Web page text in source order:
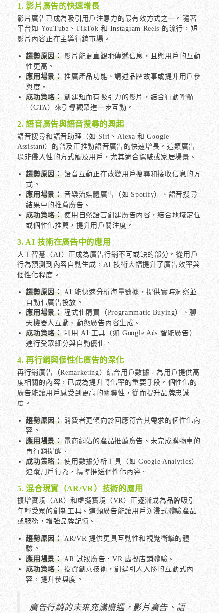
1. 影片廣告的快速增長
影片廣告已成為吸引用戶注意力的最有效方式之一。隨著
平台如 YouTube、TikTok 和 Instagram Reels 的流行，短
影片內容正在主導行銷市場。
趨勢原因：影片能更直觀地傳遞信息，且與用戶的互動
性更高。
應用場景：推廣產品功能、講述品牌故事或提升用戶參
與度。
成功策略：創建短而有吸引力的影片，結合行動呼籲
（CTA）來引導觀眾進一步互動。
2. 語音廣告與語音搜尋的興起
語音搜尋和語音助理（如 Siri、Alexa 和 Google
Assistant）的普及正推動語音廣告的快速增長。這類廣告
以非侵入性的方式觸及用戶，尤其適合駕駛或家居場景。
趨勢原因：語音互動正在改變用戶搜尋和接收信息的方
式。
應用場景：音樂流媒體廣告（如 Spotify）、語音搜尋
結果中的推薦廣告。
成功策略：使用自然語言創建廣告內容，結合地域定位
或個性化推薦，提升用戶關注度。
3. AI 技術在廣告中的應用
人工智慧（AI）正成為廣告行銷不可或缺的部分。從用戶
行為預測到內容自動生成，AI 技術大幅提升了廣告效率與
個性化程度。
趨勢原因：AI 能快速分析海量數據，提供實時洞察並
自動化廣告投放。
應用場景：程式化購買（Programmatic Buying）、聊
天機器人互動、動態廣告內容生成。
成功策略：利用 AI 工具（如 Google Ads 智能廣告）
進行受眾細分與自動優化。
4. 再行銷與個性化廣告的深化
再行銷廣告（Remarketing）結合用戶數據，為用戶提供高
度相關的內容，已成為提升轉化率的重要手段。個性化的
廣告能讓用戶感受到更高的關聯性，從而提升品牌忠誠
度。
趨勢原因：消費者更傾向於回應符合其需求的個性化內
容。
應用場景：電商網站的產品推薦廣告、未完成購物車的
再行銷提醒。
成功策略：使用數據分析工具（如 Google Analytics）
追蹤用戶行為，精準推送個性化內容。
5. 混合現實（AR/VR）技術的應用
擴增實境（AR）和虛擬實境（VR）正逐漸成為品牌吸引
年輕受眾的創新工具。這類廣告能讓用戶沉浸式體驗產品
或服務，增強品牌記憶。
趨勢原因：AR/VR 提供更具互動性和視覺衝擊的體
驗。
應用場景：AR 試妝廣告、VR 虛擬店鋪體驗。
成功策略：投資創意技術，創建引人入勝的互動式內
容，提升參與度。
廣告行銷的未來充滿機遇，影片廣告、語